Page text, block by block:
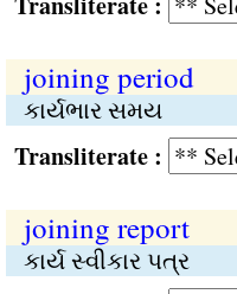
joining period
કાર્યભાર સમય
:
joining report
કાર્ય સ્વીકાર પત્ર